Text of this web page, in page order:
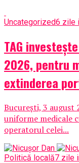
Uncategorized6 zile
TAG
2026, pentru
extinderea
București, 3 august
uniforme medicale
operatorul celei...
Politică locală7 zile